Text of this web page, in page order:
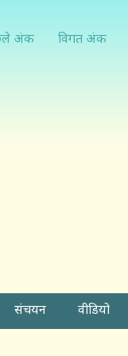
अंक विगत अंक
संचयन वीडियो